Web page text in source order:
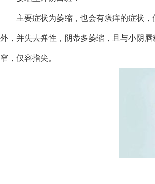
主要症状为萎缩，也会有瘙痒的症状
外，并失去弹性，阴蒂多萎缩，且与小阴
窄，仅容指尖。